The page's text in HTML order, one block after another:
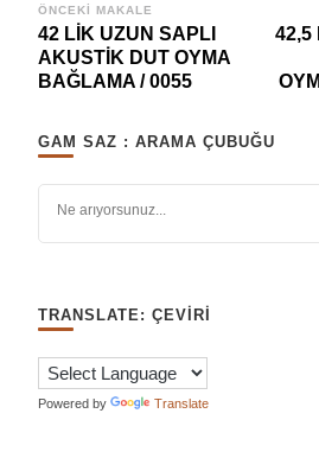
Yazı
dolaşımı
ÖNCEKI MAKALE
42 LİK UZUN SAPLI
AKUSTİK DUT OYMA
BAĞLAMA / 0055
42,5
GAM SAZ : ARAMA ÇUBUĞU
TRANSLATE: ÇEVIRI
Powered by Translate